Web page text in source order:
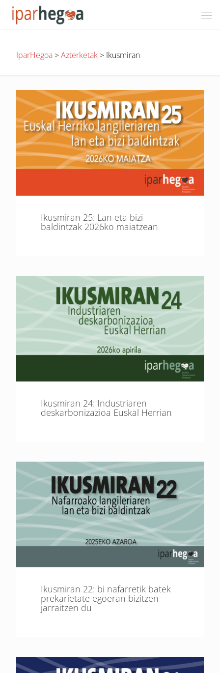
IparHegoa>Azterketak> Ikusmiran
Ikusmiran 25: Lan eta bizi
baldintzak 2026ko maiatzean
Ikusmiran 24: Industriaren
deskarbonizazioa Euskal Herrian
Ikusmiran 22: bi nafarretik batek
prekarietate egoeran bizitzen
jarraitzen du